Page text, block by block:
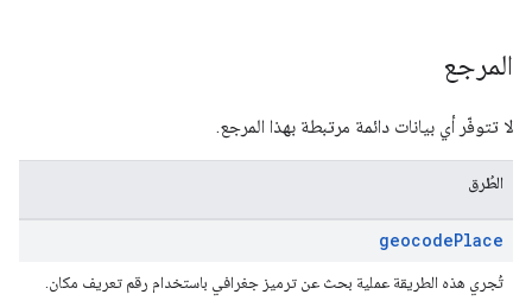
المرجع
لا تتوفّر أي بيانات دائمة مرتبطة بهذا المرجع.
الطُرق
geocodePlace
تُجري هذه الطريقة عملية بحث عن ترميز جغرافي باستخدام رقم تعريف مكان.